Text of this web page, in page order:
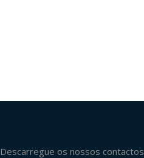
Descarregue os nossos contactos